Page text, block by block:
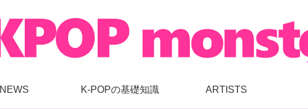
NEWS K-POPの基礎知識 ARTISTS